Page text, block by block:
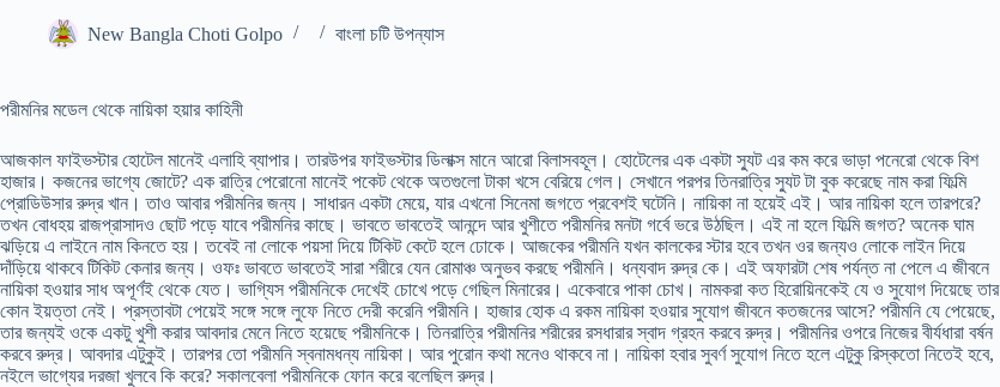
New Bangla Choti Golpo বাংলা চটি উপন্যাস
পরীমনির মডেল থেকে নায়িকা হয়ার কাহিনী
আজকাল ফাইভস্টার হোটেল মানেই এলাহি ব্যাপার। তারউপর ফাইভস্টার ডিলাক্স মানে আরো বিলাসবহূল। হোটেলের এক একটা স্যুট এর কম করে ভাড়া পনেরো থেকে বিশ
হাজার। কজনের ভাগ্যে জোটে? এক রাত্রি পেরোনো মানেই পকেট থেকে অতগুলো টাকা খসে বেরিয়ে গেল। সেখানে পরপর তিনরাত্রি স্যুট টা বুক করেছে নাম করা ফিল্মি
প্রোডিউসার রুদ্র খান। তাও আবার পরীমনির জন্য। সাধারন একটা মেয়ে, যার এখনো সিনেমা জগতে প্রবেশই ঘটেনি। নায়িকা না হয়েই এই। আর নায়িকা হলে তারপরে?
তখন বোধহয় রাজপ্রাসাদও ছোট পড়ে যাবে পরীমনির কাছে। ভাবতে ভাবতেই আনন্দে আর খুশীতে পরীমনির মনটা গর্বে ভরে উঠছিল। এই না হলে ফিল্মি জগত? অনেক ঘাম
ঝড়িয়ে এ লাইনে নাম কিনতে হয়। তবেই না লোকে পয়সা দিয়ে টিকিট কেটে হলে ঢোকে। আজকের পরীমনি যখন কালকের স্টার হবে তখন ওর জন্যও লোকে লাইন দিয়ে
দাঁড়িয়ে থাকবে টিকিট কেনার জন্য। ওফঃ ভাবতে ভাবতেই সারা শরীরে যেন রোমাঞ্চ অনুভব করছে পরীমনি। ধন্যবাদ রুদ্র কে। এই অফারটা শেষ পর্যন্ত না পেলে এ জীবনে
নায়িকা হওয়ার সাধ অপূর্ণই থেকে যেত। ভাগ্যিস পরীমনিকে দেখেই চোখে পড়ে গেছিল মিনারের। একেবারে পাকা চোখ। নামকরা কত হিরোয়িনকেই যে ও সুযোগ দিয়েছে তার
কোন ইয়ত্তা নেই। প্রস্তাবটা পেয়েই সঙ্গে সঙ্গে লুফে নিতে দেরী করেনি পরীমনি। হাজার হোক এ রকম নায়িকা হওয়ার সুযোগ জীবনে কতজনের আসে? পরীমনি যে পেয়েছে,
তার জন্যই ওকে একটু খুশী করার আবদার মেনে নিতে হয়েছে পরীমনিকে। তিনরাত্রি পরীমনির শরীরের রসধারার স্বাদ গ্রহন করবে রুদ্র। পরীমনির ওপরে নিজের বীর্যধারা বর্ষন
করবে রুদ্র। আবদার এটুকুই। তারপর তো পরীমনি স্বনামধন্য নায়িকা। আর পুরোন কথা মনেও থাকবে না। নায়িকা হবার সুবর্ণ সুযোগ নিতে হলে এটুকু রিস্কতো নিতেই হবে,
নইলে ভাগ্যের দরজা খুলবে কি করে? সকালবেলা পরীমনিকে ফোন করে বলেছিল রুদ্র।